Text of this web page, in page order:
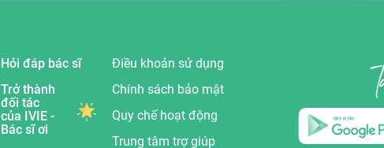
Hỏi đáp bác sĩ
Trở thành
đối tác
của IVIE -
Bác sĩ ơi
Điều khoản sử dụng
Chính sách bảo mật
Quy chế hoạt động
Trung tâm trợ giúp